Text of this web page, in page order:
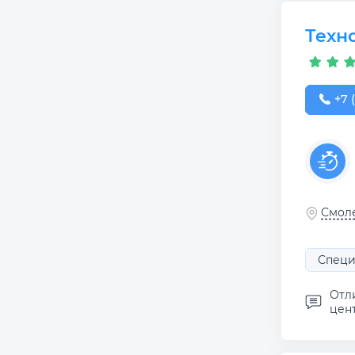
+7+7